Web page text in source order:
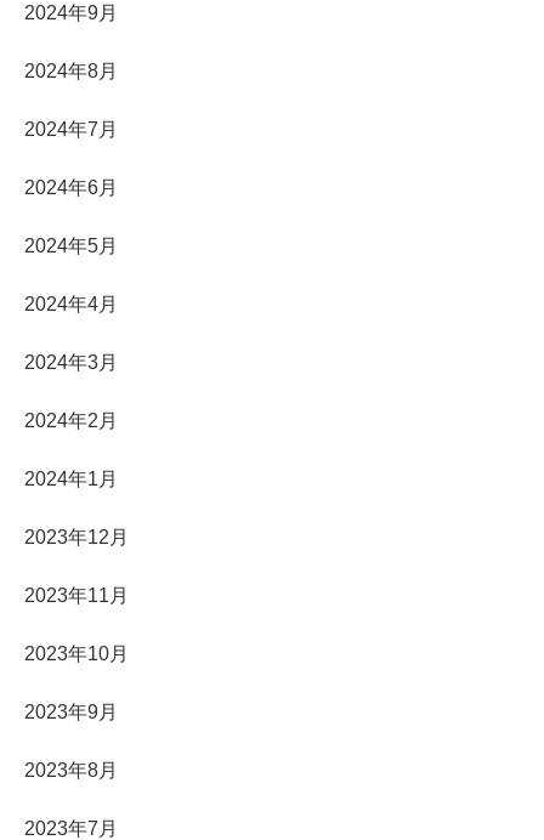
2024年9月
2024年8月
2024年7月
2024年6月
2024年5月
2024年4月
2024年3月
2024年2月
2024年1月
2023年12月
2023年11月
2023年10月
2023年9月
2023年8月
2023年7月